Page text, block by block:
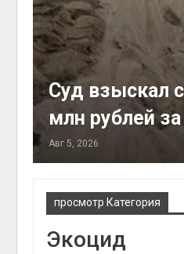
Суд взыскал
млн рублей
Авг 5, 2026
просмотр Категория
Экоцид